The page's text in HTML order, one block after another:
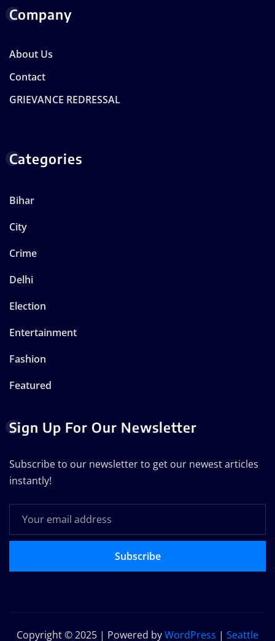
Company
About Us
Contact
GRIEVANCE REDRESSAL
Categories
Bihar
City
Crime
Delhi
Election
Entertainment
Fashion
Featured
Sign Up For Our Newsletter
Subscribe to our newsletter to get our newest articles
instantly!
Subscribe
Copyright © 2025 | Powered byWordPress | Seattle